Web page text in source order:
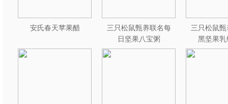
安氏春天苹果醋
三只松鼠甄养联名每
日坚果八宝粥
330g*12罐礼盒装
三只松鼠
黑坚果乳
240ml*20